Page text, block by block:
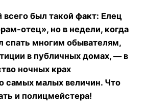
был такой факт: Елец
отец», но в недели, когда
спать многим обывателям,
в публичных домах, — в
ночных крах
самых малых величин. Что
и полицмейстера!